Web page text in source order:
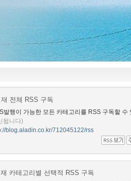
전체 RSS 구독
발행이 가능한 모든 카테고리를 RSS 구독할 수
됩니다)
blog.aladin.co.kr/712045122/rss
카테고리별 선택적 RSS 구독